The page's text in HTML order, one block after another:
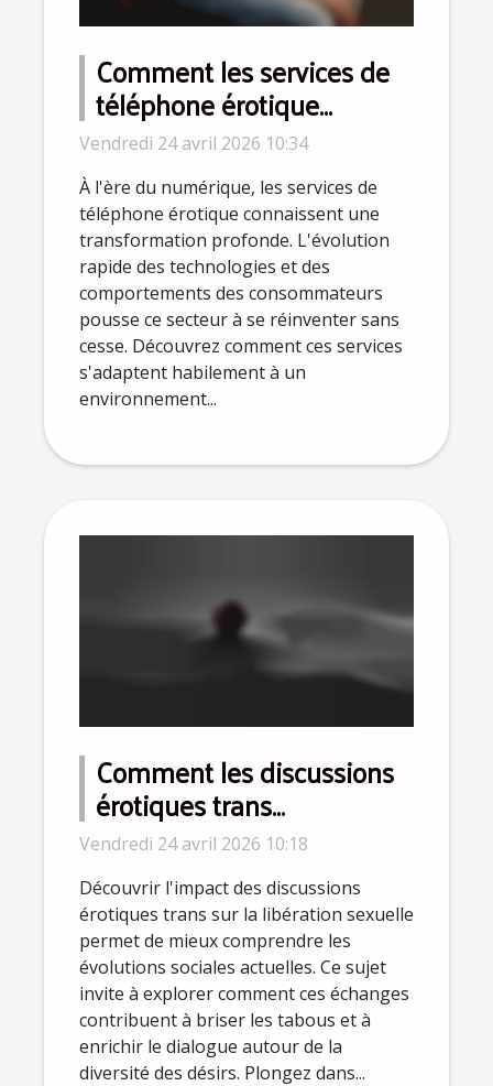
Comment les services de
téléphone érotique
s'adaptent à l'ère
numérique ?
Vendredi 24 avril 2026 10:34
À l'ère du numérique, les services de
téléphone érotique connaissent une
transformation profonde. L'évolution
rapide des technologies et des
comportements des consommateurs
pousse ce secteur à se réinventer sans
cesse. Découvrez comment ces services
s'adaptent habilement à un
environnement...
Comment les discussions
érotiques trans
influencent-elles la
libération sexuelle ?
Vendredi 24 avril 2026 10:18
Découvrir l'impact des discussions
érotiques trans sur la libération sexuelle
permet de mieux comprendre les
évolutions sociales actuelles. Ce sujet
invite à explorer comment ces échanges
contribuent à briser les tabous et à
enrichir le dialogue autour de la
diversité des désirs. Plongez dans...